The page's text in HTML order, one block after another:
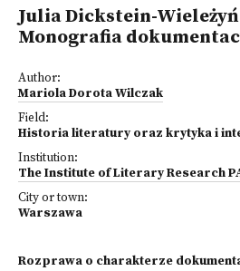
Julia Dickstein-
Monografia
Author:
Mariola Dorota Wilczak
Field:
Historia literatury oraz krytyka i
Institution:
The Institute of Literary Research
City or town:
Warszawa
Rozprawa o charakterze